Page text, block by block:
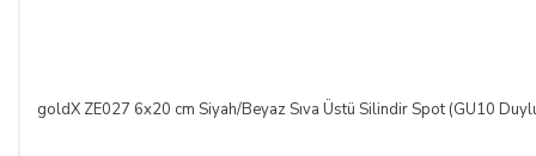
goldX ZE027 6x20 cm Siyah/Beyaz Sıva Üstü Silindir Spot (GU10